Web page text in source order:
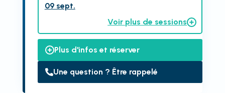
09 sept.
Voir plus de sessions
Plus d'infos et réserver
Une question ? Être rappelé